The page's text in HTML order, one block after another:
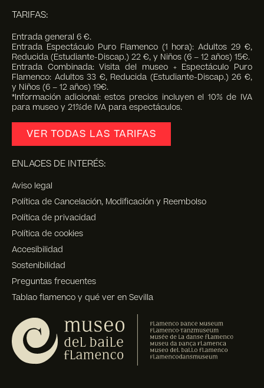
TARIFAS:
Entrada general 6 €.
Entrada Espectáculo Puro Flamenco (1 hora): Adultos 29 €,
Reducida (Estudiante-Discap.) 22 €, y Niños (6 – 12 años) 15€.
Entrada Combinada: Visita del museo + Espectáculo Puro
Flamenco: Adultos 33 €, Reducida (Estudiante-Discap.) 26 €,
y Niños (6 – 12 años) 19€.
*Información adicional: estos precios incluyen el 10% de IVA
para museo y 21%de IVA para espectáculos.
VER TODAS LAS TARIFAS
ENLACES DE INTERÉS:
Aviso legal
Política de Cancelación, Modificación y Reembolso
Política de privacidad
Política de cookies
Accesibilidad
Sostenibilidad
Preguntas frecuentes
Tablao flamenco y qué ver en Sevilla